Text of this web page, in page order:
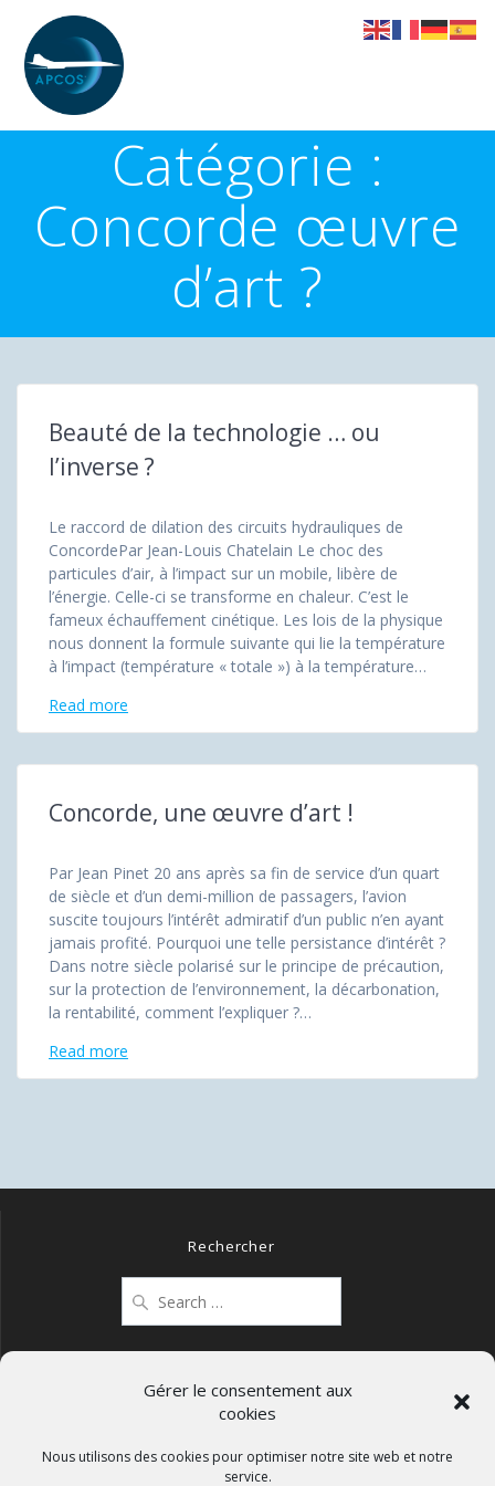
Gérer le consentement aux
cookies
Nous utilisons des cookies pour optimiser notre site web et notre
service.
Catégorie :
Concorde œuvre
d’art ?
Beauté de la technologie … ou
l’inverse ?
Le raccord de dilation des circuits hydrauliques de
ConcordePar Jean-Louis Chatelain Le choc des
particules d’air, à l’impact sur un mobile, libère de
l’énergie. Celle-ci se transforme en chaleur. C’est le
fameux échauffement cinétique. Les lois de la physique
nous donnent la formule suivante qui lie la température
à l’impact (température « totale ») à la température…
Read more
Concorde, une œuvre d’art !
Par Jean Pinet 20 ans après sa fin de service d’un quart
de siècle et d’un demi-million de passagers, l’avion
suscite toujours l’intérêt admiratif d’un public n’en ayant
jamais profité. Pourquoi une telle persistance d’intérêt ?
Dans notre siècle polarisé sur le principe de précaution,
sur la protection de l’environnement, la décarbonation,
la rentabilité, comment l’expliquer ?…
Read more
Rechercher
for:
Mentions légales
Politique de confidentialité